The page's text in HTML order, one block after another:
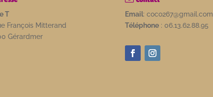
T
François Mitterand
Gérardmer
Email: coco267@gmail.com
Téléphone: 06.13.62.88.95